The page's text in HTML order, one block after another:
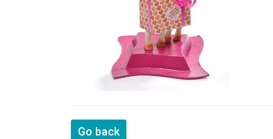
Go back